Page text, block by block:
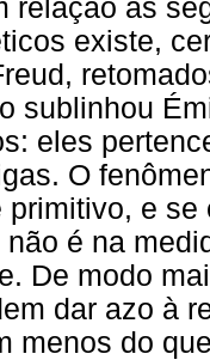
relação às
existe,
sublinhou
eles
O
primitivo, e
é na
De modo
dar azo à
menos do